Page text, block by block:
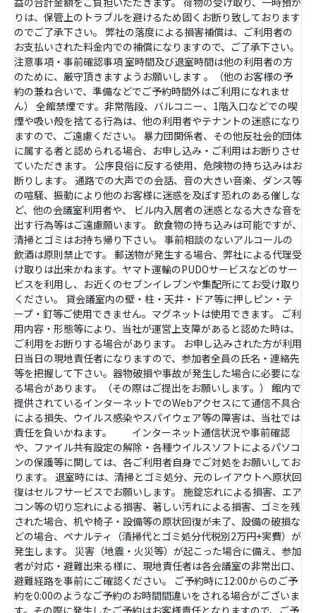
りは、保管上のトラブルを避けるため固くお断り致しております
のでご了承下さい。 弊社の落度による損害補償は、ご利用者の
お支払いされた料金内での補償になりますので、ご了承下さい。
注意事項・事前確認事項 室時間及び退室時間は他の利用者の方
のために、厳守頂きますようお願いします 。（他のお客様の予
約の兼ね合いで、準備などでご予約時間外はご利用になれませ
ん） 全館禁煙です。非常階段、バルコニー、1階入口などでの喫
煙や吸い殻を捨てる行為は、他の利用者やテナントの迷惑になり
ますので、ご遠慮ください。 暴力団関係者、その他反社会的団体
に属する者と認められる場合、お申し込み・ご利用はお断りさせ
ていただきます。 公序良俗に反する使用、危険物の持ち込みはお
断りします。 通路での大声での会話、音の大きい音楽、ダンス等
の喧騒、振動により他のお客様に迷惑を及ぼす恐れのある催しな
ど、他の会議室利用者や、 ビル内入居者の迷惑となる大きな音を
出す行為等はご遠慮願います。 飲食物の持ち込みは可能ですが、
清掃とゴミはお持ち帰り下さい。 事前相談のないアルコールの
飲酒は原則禁止です。 郵送物が発生する場合、弊社による代理受
け取りは出来かねます。ヤマト運輸のPUDOサービスなどのサー
ビスを利用し、お近くのセブンイレブンや集配所にてお受け取り
ください。 貸会議室内の壁・柱・天井・ドア等に押しピン・テ
ープ・釘等ご使用できません。マグネットは使用できます。 ご利
用内容・形態等により、当社が運営上支障があると認めた時は、
ご利用をお断りする場合があります。 お申し込みされた方が利用
日当日の現地責任者になりますので、参加者全員の氏名・連絡先
等を把握して下さい。器物破損や事故が発生した場合に必要にな
る場合があります。（その際はご提出をお願いします。） 館内で
提供されているインターネットでのWebアクセスにて通信不具合
による損失、ウイルス感染やスパイウェア等の障害は、当社では
責任を負いかねます。 インターネット通信状況や事前確認
や、ファイル共有設定の解除・各種ウイルスソフトによるパソコ
ンの保護等に関しては、各ご利用者自身でご対処をお願いしてお
ります。 退室時には、清掃とゴミ処分、元のレイアウトへ原状回
復はセルフサービスでお願いします。 施錠忘れによる損害、エア
コン等の切り忘れによる損害、著しい汚れによる損害、ゴミを残
された場合、机や椅子・設備等の原状回復が未了、設備の破損な
どの場合、ペナルティ（清掃代とゴミ処分代税別2万円+実費）が
発生します。 災害（地震・火災等）が起こった場合に備え、参加
者が対応・避難出来る様に、現地責任者は各会議室の非常出口、
避難経路を事前にご確認ください。 ご予約時に12:00からのご予
約を0:00のようなご予約のお時間間違いをされる場合がございま
す。その際に発生したご予約はお客様責任となりますので、ご予